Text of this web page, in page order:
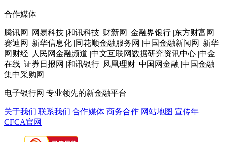
合作媒体
腾讯网 |网易科技 |和讯科技 |财新网 |金融界银行 |东方财富网 |
赛迪网 |新华信息化 |同花顺金融服务网 |中国金融新闻网 |新华
网财经 |人民网金融频道 |中文互联网数据研究资讯中心 |中金
在线 |证券日报网 |和讯银行 |凤凰理财 |中国网金融 |中国金融
集中采购网
电子银行网 专业领先的新金融平台
关于我们 联系我们 合作媒体 商务合作 网站地图 宣传年
CFCA官网